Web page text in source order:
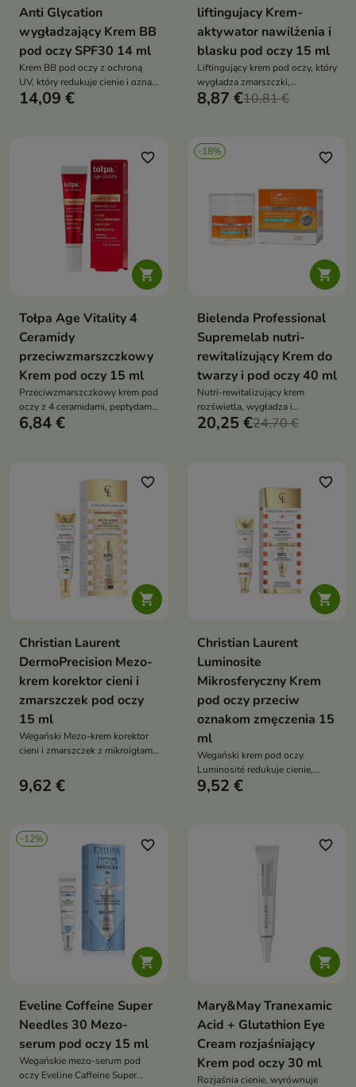
Anti Glycation
wygładzający Krem BB
pod oczy SPF30 14 ml
Krem BB pod oczy z ochroną
UV, który redukuje cienie i oznaki
zmęczenia, wygładza skórę i
14,09 €
liftingujacy Krem-
aktywator nawilżenia i
blasku pod oczy 15 ml
Liftingujący krem pod oczy, który
wygładza zmarszczki,
rozświetla, redukuje cienie i
8,87 €10,81 €

favorite_border
Tołpa Age Vitality 4
Ceramidy
przeciwzmarszczkowy
Krem pod oczy 15 ml
Przeciwzmarszczkowy krem pod
oczy z 4 ceramidami, peptydami,
bakuchiolem, kofeiną i kwasem
jednocześnie wspierając barierę
6,84 €
-18%

favorite_border
Bielenda Professional
Supremelab nutri-
rewitalizujący Krem do
twarzy i pod oczy 40 ml
Nutri-rewitalizujący krem
rozświetla, wygładza i
wzmacnia skórę zmęczoną
20,25 €24,70 €

favorite_border
Christian Laurent
DermoPrecision Mezo-
krem korektor cieni i
zmarszczek pod oczy
15 ml
Wegański Mezo-krem korektor
cieni i zmarszczek z mikroigłami
skórę wokół oczu i ust.
Redukuje cienie, zmarszczki i
wypoczęty wygląd
9,62 €

favorite_border
Christian Laurent
Luminosite
Mikrosferyczny Krem
pod oczy przeciw
oznakom zmęczenia 15
ml
Wegański krem pod oczy
Luminosité redukuje cienie,
obrzęki i oznaki zmęczenia,
9,52 €
-12%

favorite_border
Eveline Coffeine Super
Needles 30 Mezo-
serum pod oczy 15 ml
Wegańskie mezo-serum pod
oczy Eveline Caffeine Super

favorite_border
Mary&May Tranexamic
Acid + Glutathion Eye
Cream rozjaśniający
Krem pod oczy 30 ml
Rozjaśnia cienie, wyrównuje